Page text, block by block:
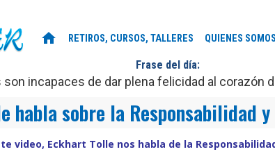
home RETIROS, CURSOS, TALLERES QUIENES SOMOS
Frase del día:
incapaces de dar plena felicidad al corazón
habla sobre la Responsabilidad
video, Eckhart Tolle nos habla de la